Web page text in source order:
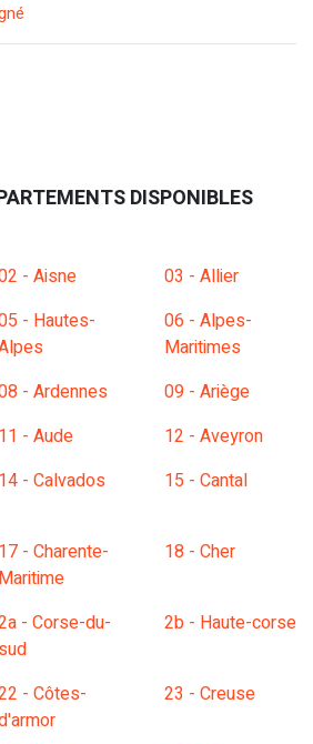
DISPONIBLES
- Aisne
03 - Allier
- Hautes-
06 - Alpes-
Maritimes
- Ardennes
09 - Ariège
11 - Aude
12 - Aveyron
14 - Calvados 15 - Cantal
17 - Charente-
Maritime
18 - Cher
- Corse-du-
sud
2b - Haute-corse
- Côtes-
23 - Creuse